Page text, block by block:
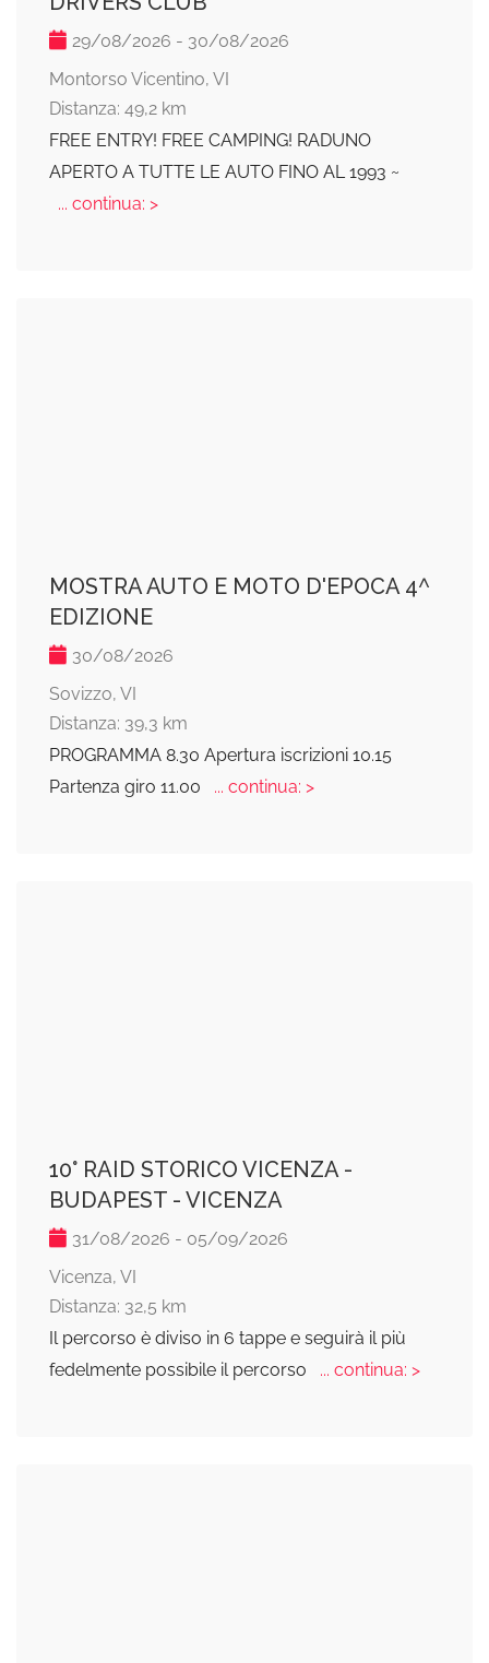
29/08/2026 - 30/08/2026
Montorso Vicentino, VI
Distanza: 49,2 km
FREE ENTRY! FREE CAMPING! RADUNO
APERTO A TUTTE LE AUTO FINO AL 1993 ~
... continua: >
MOSTRA AUTO E MOTO D'EPOCA 4^
EDIZIONE
30/08/2026
Sovizzo, VI
Distanza: 39,3 km
PROGRAMMA 8.30 Apertura iscrizioni 10.15
Partenza giro 11.00
... continua: >
10° RAID STORICO VICENZA -
BUDAPEST - VICENZA
31/08/2026 - 05/09/2026
Vicenza, VI
Distanza: 32,5 km
Il percorso è diviso in 6 tappe e seguirà il più
fedelmente possibile il percorso
... continua: >